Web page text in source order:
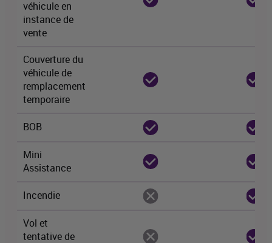
véhicule en
instance de
vente
Couverture du
véhicule de
remplacement
temporaire
BOB
Mini
Assistance
Incendie
Vol et
tentative de